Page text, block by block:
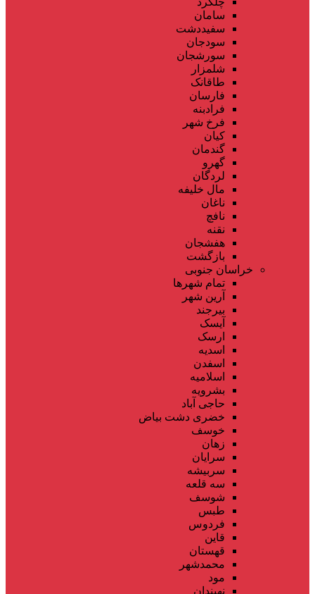
سامان
سفیددشت
سودجان
سورشجان
شلمزار
طاقانک
فارسان
فرادبنه
فرخ شهر
کیان
گندمان
گهرو
لردگان
مال خلیفه
ناغان
نافچ
نقنه
هفشجان
بازگشت
خراسان جنوبی
تمام شهر‌ها
آرین شهر
بیرجند
آیسک
ارسک
اسدیه
اسفدن
اسلامیه
بشرویه
حاجی آباد
خضری دشت بیاض
خوسف
زهان
سرایان
سربیشه
سه قلعه
شوسف
طبس
فردوس
قاین
قهستان
محمدشهر
مود
نهبندان